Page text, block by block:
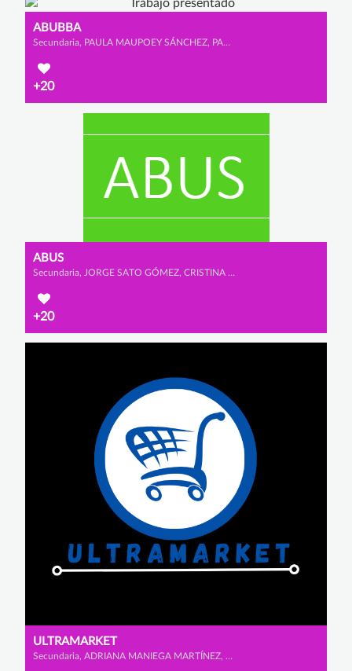
ABUBBA
Secundaria, PAULA MAUPOEY SÁNCHEZ, PAULA VÁZQUEZ DURÁN y LAURA FONSECA ORTÉS
+20
ABUS
Secundaria, JORGE SATO GÓMEZ, CRISTINA MALO ESCUDERO y JIMENA GIL VEGA
+20
ULTRAMARKET
Secundaria, ADRIANA MANIEGA MARTÍNEZ, CARLOTA MORENO PRADO y IRENE MUÑOZ ROMERO